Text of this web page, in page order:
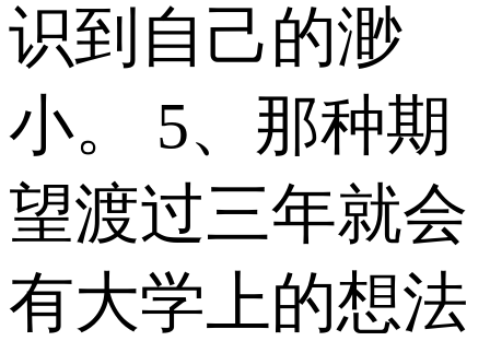
识到自己的渺
小。 5、那种期
望渡过三年就会
有大学上的想法